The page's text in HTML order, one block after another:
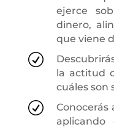
ejerce
dinero,
que viene
R
la actitud
cuáles son
R
Conocerás